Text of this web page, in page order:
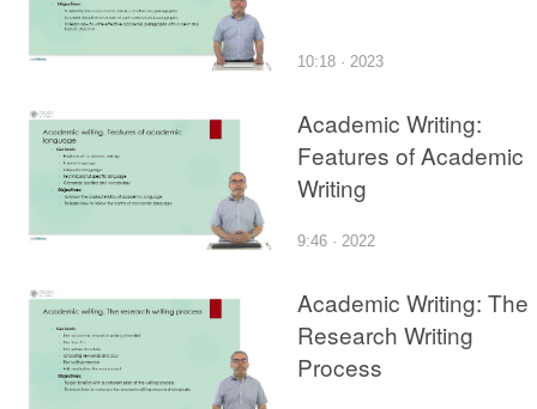
10:18 · 2023
Academic Writing:
Features of Academic
Writing
9:46 · 2022
Academic Writing: The
Research Writing
Process